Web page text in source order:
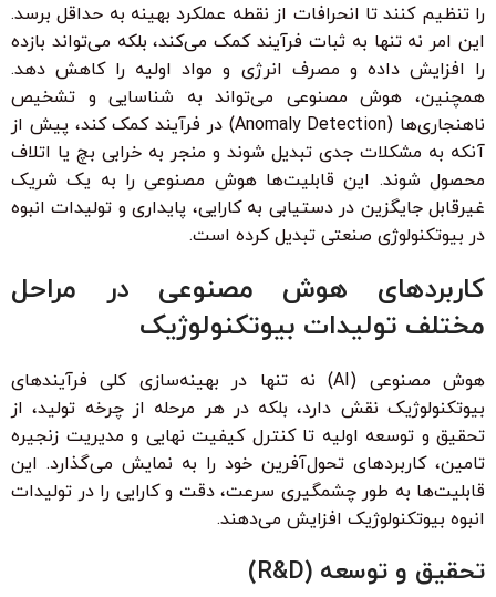
را تنظیم کنند تا انحرافات از نقطه عملکرد بهینه به حداقل برسد.
این امر نه تنها به ثبات فرآیند کمک می‌کند، بلکه می‌تواند بازده
را افزایش داده و مصرف انرژی و مواد اولیه را کاهش دهد.
همچنین، هوش مصنوعی می‌تواند به شناسایی و تشخیص
ناهنجاری‌ها (Anomaly Detection) در فرآیند کمک کند، پیش از
آنکه به مشکلات جدی تبدیل شوند و منجر به خرابی بچ یا اتلاف
محصول شوند. این قابلیت‌ها هوش مصنوعی را به یک شریک
غیرقابل جایگزین در دستیابی به کارایی، پایداری و تولیدات انبوه
در بیوتکنولوژی صنعتی تبدیل کرده است.
کاربردهای هوش مصنوعی در مراحل
مختلف تولیدات بیوتکنولوژیک
هوش مصنوعی (AI) نه تنها در بهینه‌سازی کلی فرآیندهای
بیوتکنولوژیک نقش دارد، بلکه در هر مرحله از چرخه تولید، از
تحقیق و توسعه اولیه تا کنترل کیفیت نهایی و مدیریت زنجیره
تامین، کاربردهای تحول‌آفرین خود را به نمایش می‌گذارد. این
قابلیت‌ها به طور چشمگیری سرعت، دقت و کارایی را در تولیدات
انبوه بیوتکنولوژیک افزایش می‌دهند.
تحقیق و توسعه (R&D)